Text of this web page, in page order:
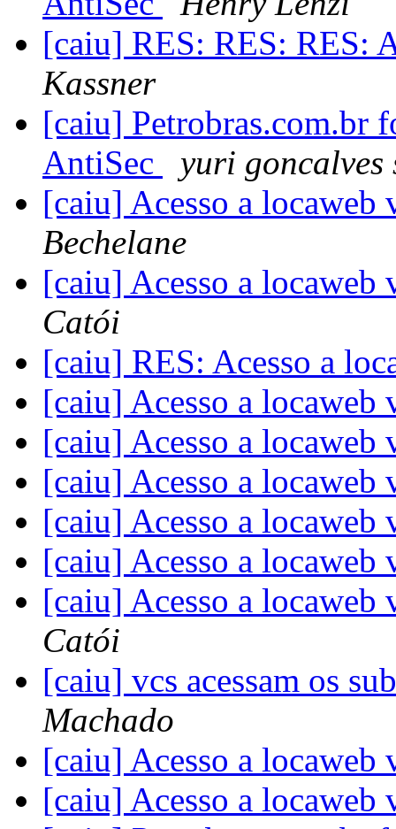
[caiu] RES: RES: RES:
Kassner
[caiu] Petrobras.com.br
AntiSec
yuri goncalves
[caiu] Acesso a
Bechelane
[caiu] Acesso a
Catói
[caiu] RES: Acesso a
[caiu] Acesso a
[caiu] Acesso a
[caiu] Acesso a
[caiu] Acesso a
[caiu] Acesso a
[caiu] Acesso a
Catói
[caiu] vcs acessam os
Machado
[caiu] Acesso a
[caiu] Acesso a